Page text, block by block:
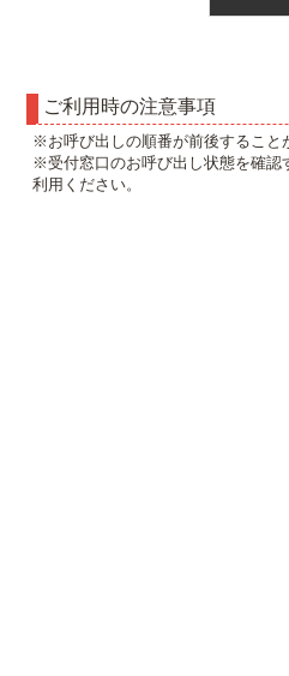
ご利用時の注意事項
※お呼び出しの順番が前後すること
※受付窓口のお呼び出し状態を確認
利用ください。